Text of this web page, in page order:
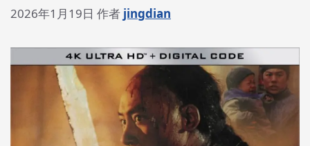
2026年1月19日 作者 jingdian